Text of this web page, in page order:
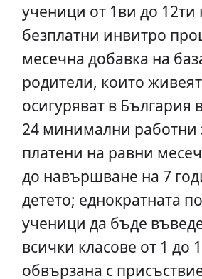
ученици от 1ви до 12ти
безплатни инвитро
месечна добавка на
родители, които
осигуряват в България
24 минимални работни
платени на равни
до навършване на 7
детето; еднократната
ученици да бъде
всички класове от 1 до
обвързана с